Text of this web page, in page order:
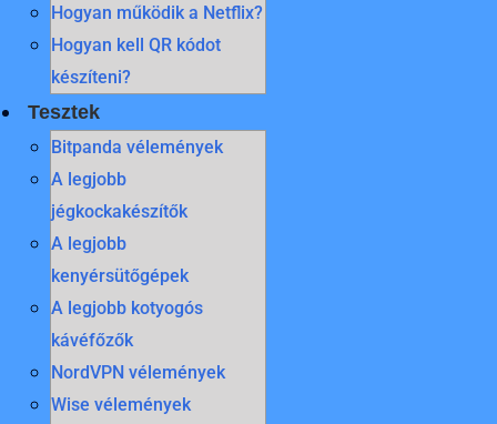
Hogyan működik a Netflix?
Hogyan kell QR kódot
készíteni?
Tesztek
Bitpanda vélemények
A legjobb
jégkockakészítők
A legjobb
kenyérsütőgépek
A legjobb kotyogós
kávéfőzők
NordVPN vélemények
Wise vélemények